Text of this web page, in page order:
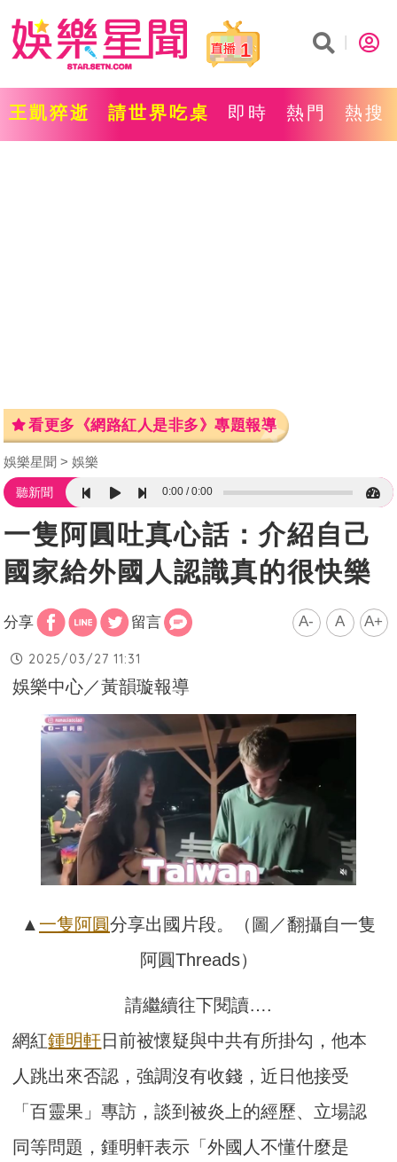
1
王凱猝逝 請世界吃桌 即時 熱門 熱搜
看更多《網路紅人是非多》專題報導
娛樂星聞 娛樂
聽新聞 0:00 0:00
一隻阿圓吐真心話：介紹自己
國家給外國人認識真的很快樂
分享 留言 A- A A+
2025/03/27 11:31
娛樂中心／黃韻璇報導
▲ 一隻阿圓分享出國片段。（圖／翻攝自一隻
阿圓Threads）
請繼續往下閱讀….
網紅鍾明軒日前被懷疑與中共有所掛勾，他本
人跳出來否認，強調沒有收錢，近日他接受
「百靈果」專訪，談到被炎上的經歷、立場認
同等問題，鍾明軒表示「外國人不懂什麼是